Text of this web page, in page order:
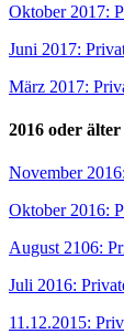
Oktober 2017:
Juni 2017:
März 2017:
2016 oder älter
November
Oktober 2016:
August 2106:
Juli 2016:
11.12.2015: